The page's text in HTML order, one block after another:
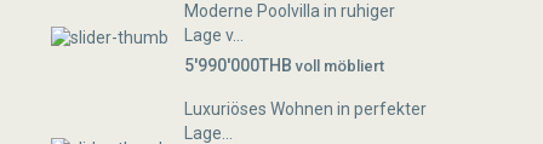
Moderne Poolvilla in ruhiger
Lage v...
5'990'000THBvoll möbliert
Luxuriöses Wohnen in perfekter
Lage...